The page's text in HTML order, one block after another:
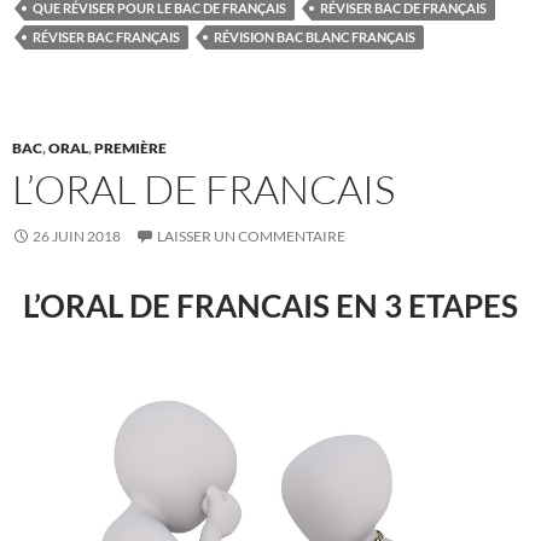
QUE RÉVISER POUR LE BAC DE FRANÇAIS
RÉVISER BAC DE FRANÇAIS
RÉVISER BAC FRANÇAIS
RÉVISION BAC BLANC FRANÇAIS
BAC,ORAL,PREMIÈRE
L’ORAL DE FRANCAIS
26 JUIN 2018 LAISSER UN COMMENTAIRE
L’ORAL DE FRANCAIS EN 3 ETAPES